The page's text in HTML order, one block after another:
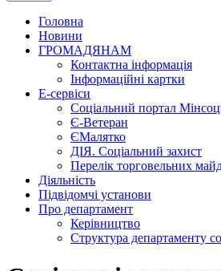
Головна
Новини
ГРОМАДЯНАМ
Контактна інформація
Інформаційні картки
Е-сервіси
Соціальний портал
Є-Ветеран
ЄМалятко
ДІЯ. Соціальний захист
Перелік торговельних
Діяльність
Підвідомчі установи
Про департамент
Керівництво
Структура департаменту